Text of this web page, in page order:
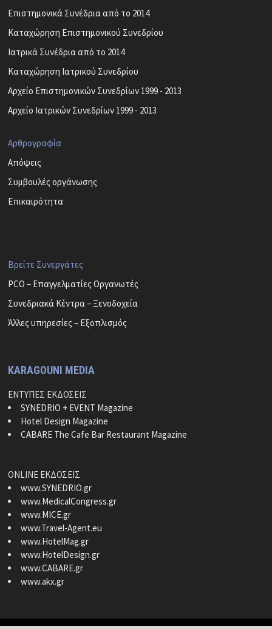
Επιστημονικά Συνέδρια από το 2014
Καταχώρηση Επιστημονικού Συνεδρίου
Ιατρικά Συνέδρια από το 2014
Καταχώρηση Ιατρικού Συνεδρίου
Αρχείο Επιστημονικών Συνεδρίων 1999 - 2013
Αρχείο Ιατρικών Συνεδρίων 1999 - 2013
Αρθρογραφία
Απόψεις
Συμβουλές οργάνωσης
Επικαιρότητα
Βρείτε Συνεργάτες
PCO – Επαγγελματίες Οργανωτές
Συνεδριακά Κέντρα – Ξενοδοχεία
Άλλες υπηρεσίες – Εξοπλισμός
KARAGOUNI MEDIA
ΕΝΤΥΠΕΣ ΕΚΔΟΣΕΙΣ
SYNEDRIO + EVENT Magazine
Hotel Design Magazine
CABARE The Cafe Bar Restaurant Magazine
ONLINE ΕΚΔΟΣΕΙΣ
www.SYNEDRIO.gr
www.MedicalCongress.gr
www.MICE.gr
www.Travel-Agent.eu
www.HotelMag.gr
www.HotelDesign.gr
www.CABARE.gr
www.akx.gr